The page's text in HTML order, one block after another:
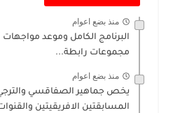
منذ بضع اعوام
البرنامج الكامل وموعد
مجموعات رابطة...
منذ بضع اعوام
يخص جماهير الصفاقسي
المسابقتين الافريقيتين